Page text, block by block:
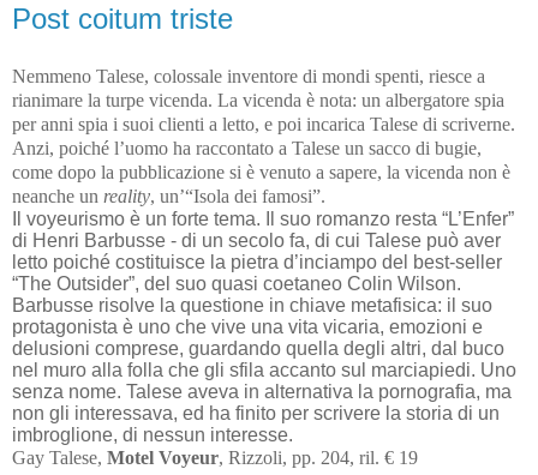
Post coitum triste
Nemmeno Talese, colossale inventore di mondi spenti, riesce a
rianimare la turpe vicenda. La vicenda è nota: un albergatore spia
per anni spia i suoi clienti a letto, e poi incarica Talese di scriverne.
Anzi, poiché l’uomo ha raccontato a Talese un sacco di bugie,
come dopo la pubblicazione si è venuto a sapere, la vicenda non è
neanche un reality, un’“Isola dei famosi”.
Il voyeurismo è un forte tema. Il suo romanzo resta “L’Enfer”
di Henri Barbusse - di un secolo fa, di cui Talese può aver
letto poiché costituisce la pietra d’inciampo del best-seller
“The Outsider”, del suo quasi coetaneo Colin Wilson.
Barbusse risolve la questione in chiave metafisica: il suo
protagonista è uno che vive una vita vicaria, emozioni e
delusioni comprese, guardando quella degli altri, dal buco
nel muro alla folla che gli sfila accanto sul marciapiedi. Uno
senza nome. Talese aveva in alternativa la pornografia, ma
non gli interessava, ed ha finito per scrivere la storia di un
imbroglione, di nessun interesse.
Gay Talese, Motel Voyeur, Rizzoli, pp. 204, ril. € 19